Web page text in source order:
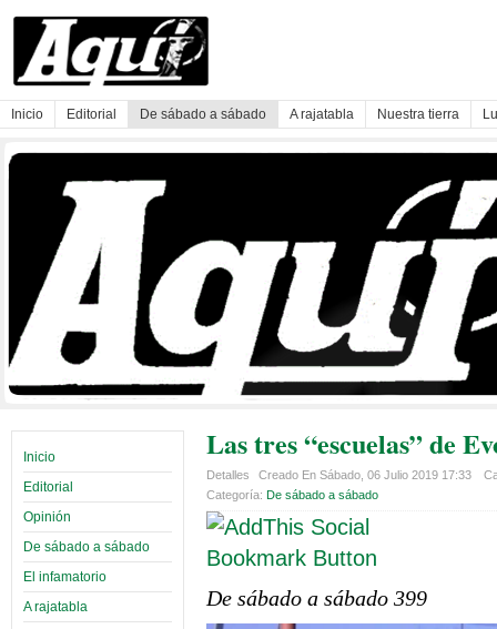
Inicio Editorial De sábado a sábado A rajatabla Nuestra tierra
Inicio
Editorial
Opinión
De sábado a sábado
El infamatorio
A rajatabla
Las tres “escuelas” de
Detalles Creado En Sábado, 06 Julio 2019 17:33
Categoría: De sábado a sábado
De sábado a sábado 399